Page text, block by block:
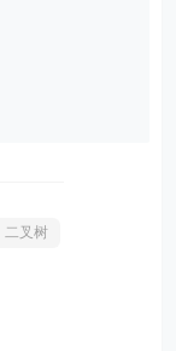
二叉树